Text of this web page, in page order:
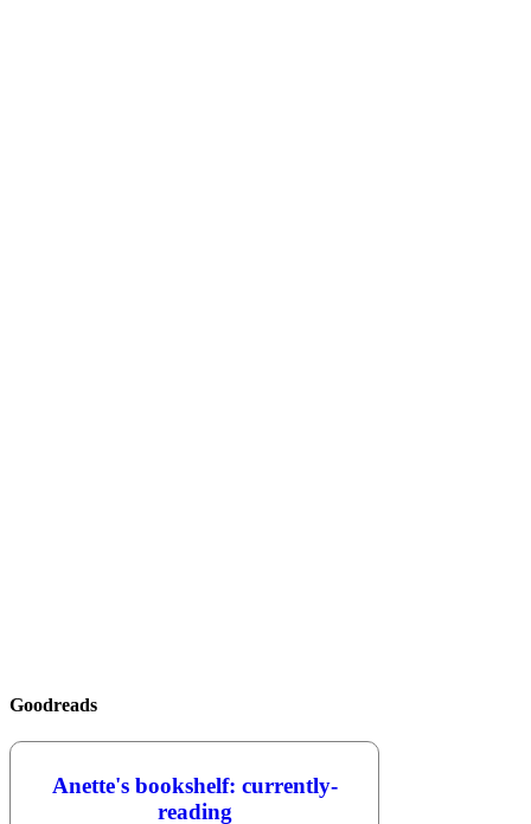
Goodreads
Anette's bookshelf: currently-
reading